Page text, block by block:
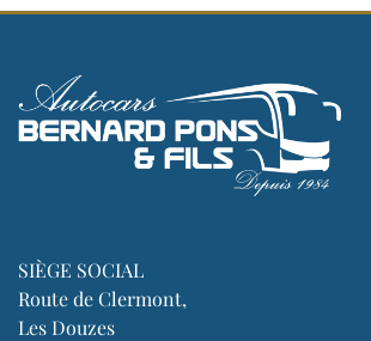
SIÈGE SOCIAL
Route de Clermont,
Les Douzes